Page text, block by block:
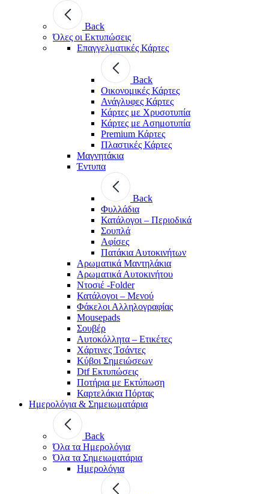
Back
Όλες οι Εκτυπώσεις
Επαγγελματικές Κάρτες
Back
Οικονομικές Κάρτες
Ανάγλυφες Κάρτες
Κάρτες με Χρυσοτυπία
Κάρτες με Ασημοτυπία
Premium Κάρτες
Πλαστικές Κάρτες
Μαγνητάκια
Έντυπα
Back
Φυλλάδια
Κατάλογοι – Περιοδικά
Σουπλά
Αφίσες
Πατάκια Αυτοκινήτων
Αρωματικά Μαντηλάκια
Αρωματικά Αυτοκινήτου
Ντοσιέ -Folder
Κατάλογοι – Μενού
Φάκελοι Αλληλογραφίας
Mousepads
Σουβέρ
Αυτοκόλλητα – Ετικέτες
Χάρτινες Τσάντες
Κύβοι Σημειώσεων
Dtf Εκτυπώσεις
Ποτήρια με Εκτύπωση
Καρτελάκια Πόρτας
Ημερολόγια & Σημειωματάρια
Back
Όλα τα Ημερολόγια
Όλα τα Σημειωματάρια
Ημερολόγια